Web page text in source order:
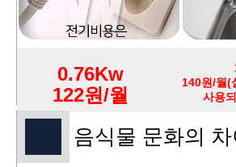
0.76Kw
122원/월
140원/월(
사용
음식물 문화의 차